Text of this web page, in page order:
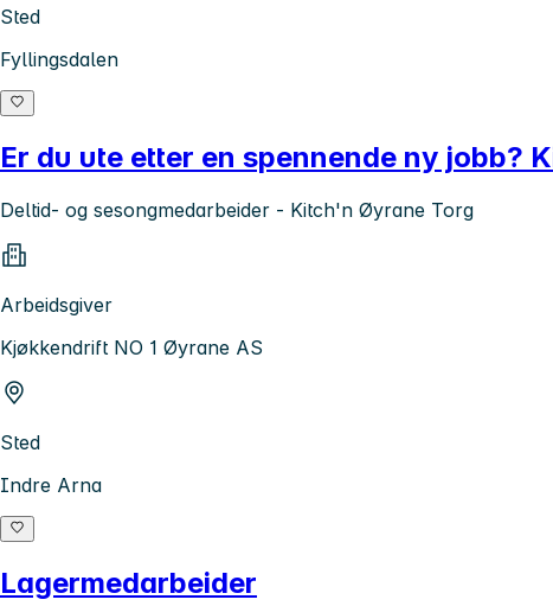
Sted
Fyllingsdalen
Er du ute etter en spennende ny jobb?
Deltid- og sesongmedarbeider - Kitch'n Øyrane Torg
Arbeidsgiver
Kjøkkendrift NO 1 Øyrane AS
Sted
Indre Arna
Lagermedarbeider